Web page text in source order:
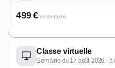
499 €net de taxes
Classe virtuelle
Semaine du 17 août 2026 ·